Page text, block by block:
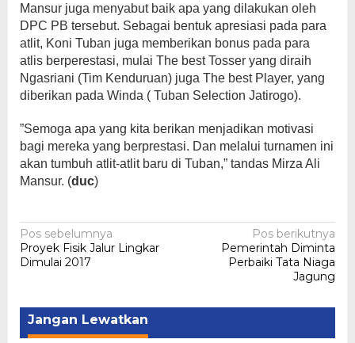
Mansur juga menyabut baik apa yang dilakukan oleh
DPC PB tersebut. Sebagai bentuk apresiasi pada para
atlit, Koni Tuban juga memberikan bonus pada para
atlis berperestasi, mulai The best Tosser yang diraih
Ngasriani (Tim Kenduruan) juga The best Player, yang
diberikan pada Winda ( Tuban Selection Jatirogo).
”Semoga apa yang kita berikan menjadikan motivasi
bagi mereka yang berprestasi. Dan melalui turnamen ini
akan tumbuh atlit-atlit baru di Tuban,” tandas Mirza Ali
Mansur. (duc)
Navigasi
pos
Pos sebelumnya
Proyek Fisik Jalur Lingkar
Dimulai 2017
Pos berikutnya
Pemerintah Diminta
Perbaiki Tata Niaga
Jagung
Jangan Lewatkan